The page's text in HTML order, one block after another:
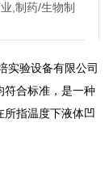
,制药/生物制
实验设备有限公司
符合标准，是一种
指温度下液体凹